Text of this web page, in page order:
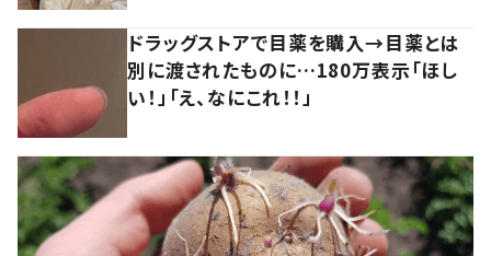
ドラッグストアで目薬を購入→目薬とは
別に渡されたものに…180万表示「ほし
い！」「え、なにこれ！！」